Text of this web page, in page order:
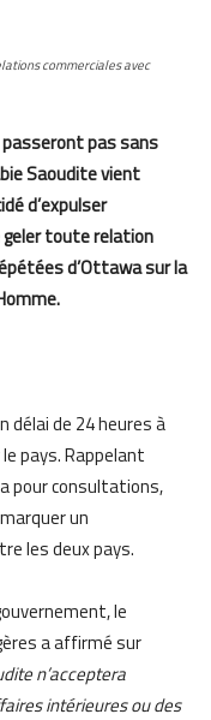
commerciales avec
passeront pas sans
Saoudite vient
d’expulser
geler toute relation
d’Ottawa sur la
délai de 24 heures à
pays. Rappelant
pour consultations,
un
les deux pays.
le
a affirmé sur
n’acceptera
intérieures ou des